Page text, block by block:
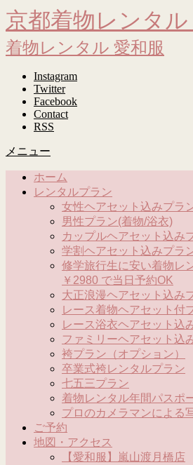
京都着物レンタル
着物レンタル 愛和服
Instagram
Twitter
Facebook
Contact
RSS
メニュー
ホーム
レンタルプラン
女性ヘアセット込みプラ
男性プラン(着物/浴衣)
カップルヘアセット込み
学割ヘアセット込みプラ
修学旅行生に安い着物レ
￥2980 で当日予約OK
大正浪漫ヘアセット込み
レース着物ヘアセット付
レース浴衣ヘアセット込
ファミリーヘアセット込
袴プラン（オプション）
卒業式袴レンタルプラン
七五三プラン
着物レンタル年間パスポ
プロのカメラマンによる
ご予約
地図・アクセス
【愛和服】嵐山渡月橋店